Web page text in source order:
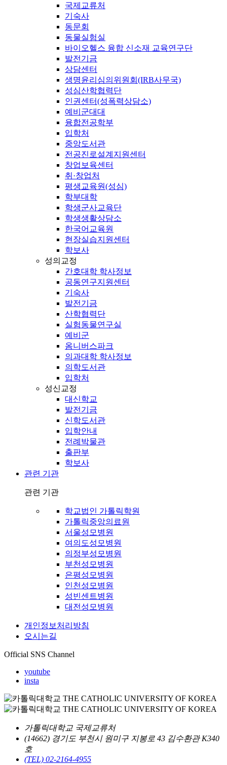
국제교류처
기숙사
동문회
동물실험실
바이오헬스 융합 신소재 교육연구단
발전기금
상담센터
생명윤리심의위원회(IRB사무국)
성심산학협력단
인권센터(성폭력상담소)
예비군대대
융합전공학부
입학처
중앙도서관
전공진로설계지원센터
창업보육센터
취·창업처
평생교육원(성심)
학부대학
학생군사교육단
학생생활상담소
한국어교육원
현장실습지원센터
학보사
성의교정
간호대학 학사정보
공동연구지원센터
기숙사
발전기금
산학협력단
실험동물연구실
예비군
옴니버스파크
의과대학 학사정보
의학도서관
입학처
성신교정
대신학교
발전기금
신학도서관
입학안내
전례박물관
출판부
학보사
관련 기관
관련 기관
학교법인 가톨릭학원
가톨릭중앙의료원
서울성모병원
여의도성모병원
의정부성모병원
부천성모병원
은평성모병원
인천성모병원
성빈센트병원
대전성모병원
개인정보처리방침
오시는길
Official SNS Channel
youtube
insta
가톨릭대학교 국제교류처
(14662) 경기도 부천시 원미구 지봉로 43 김수환관 K340
호
(TEL) 02-2164-4955